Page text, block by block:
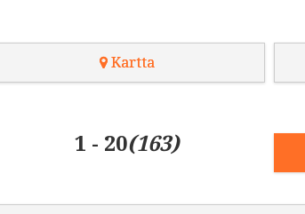
Kartta
1 - 20(163)